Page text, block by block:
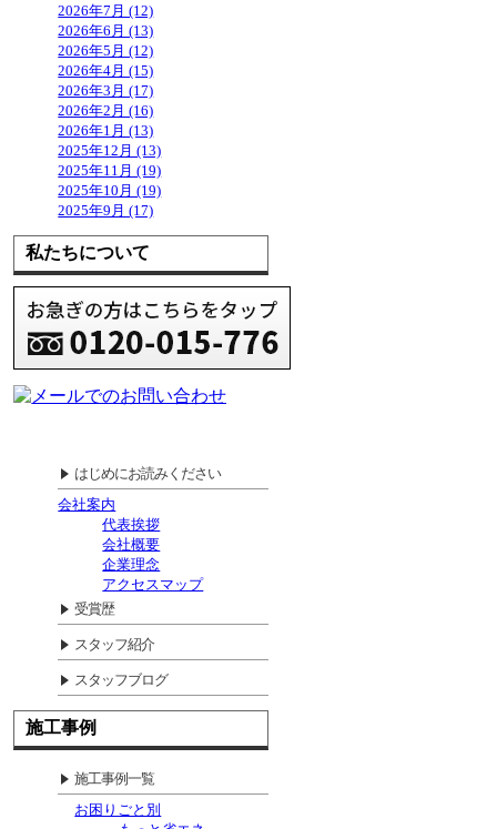
2026年7月 (12)
2026年6月 (13)
2026年5月 (12)
2026年4月 (15)
2026年3月 (17)
2026年2月 (16)
2026年1月 (13)
2025年12月 (13)
2025年11月 (19)
2025年10月 (19)
2025年9月 (17)
私たちについて
はじめにお読みください
会社案内
代表挨拶
会社概要
企業理念
アクセスマップ
受賞歴
スタッフ紹介
スタッフブログ
施工事例
施工事例一覧
お困りごと別